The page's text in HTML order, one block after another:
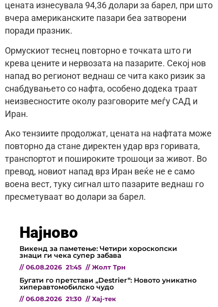
цената изнесувала 94,36 долари за барел, при што
вчера американските пазари беа затворени
поради празник.
Ормускиот теснец повторно е точката што ги
крева цените и нервозата на пазарите. Секој нов
напад во регионот веднаш се чита како ризик за
снабдувањето со нафта, особено додека траат
неизвесностите околу разговорите меѓу САД и
Иран.
Ако тензиите продолжат, цената на нафтата може
повторно да стане директен удар врз горивата,
транспортот и пошироките трошоци за живот. Во
превод, новиот напад врз Иран веќе не е само
воена вест, туку сигнал што пазарите веднаш го
пресметуваат во долари за барел.
Најново
Викенд за паметење: Четири хороскопски
знаци ги чека супер забава
// 06.08.2026 21:45 // Жолт Трн
Бугати го претстави „Destrier“: Новото уникатно
хиперавтомобилско чудо
// 06.08.2026 21:30 // Хај-тек